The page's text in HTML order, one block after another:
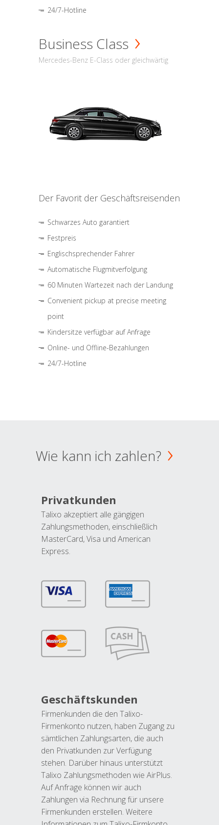
24/7-Hotline
Business Class
Mercedes-Benz E-Class oder gleichwärtig
Der Favorit der Geschäftsreisenden
Schwarzes Auto garantiert
Festpreis
Englischsprechender Fahrer
Automatische Flugmitverfolgung
60 Minuten Wartezeit nach der Landung
Convenient pickup at precise meeting
point
Kindersitze verfügbar auf Anfrage
Online- und Offline-Bezahlungen
24/7-Hotline
Wie kann ich zahlen?
Privatkunden
Talixo akzeptiert alle gängigen
Zahlungsmethoden, einschließlich
MasterCard, Visa und American
Express.
Geschäftskunden
Firmenkunden die den Talixo-
Firmenkonto nutzen, haben Zugang zu
sämtlichen Zahlungsarten, die auch
den Privatkunden zur Verfügung
stehen. Darüber hinaus unterstützt
Talixo Zahlungsmethoden wie AirPlus.
Auf Anfrage können wir auch
Zahlungen via Rechnung für unsere
Firmenkunden erstellen. Weitere